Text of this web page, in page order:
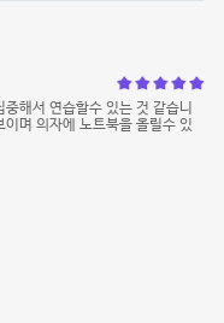
해서 연습할수 있는 것 같습니
며 의자에 노트북을 올릴수 있